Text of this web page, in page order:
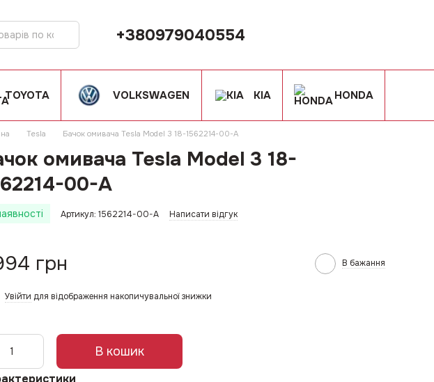
+380979040554
TOYOTA VOLKSWAGEN KIA HONDA
Tesla Бачок омивача Tesla Model 3 18-1562214-00-A
омивача Tesla Model 3 18-
00-A
Артикул: 1562214-00-A Написати відгук
грн В бажання
Увійти для відображення накопичувальної знижки
В кошик